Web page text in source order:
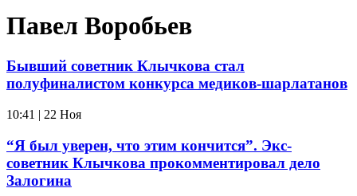
Павел Воробьев
Бывший советник Клычкова стал
полуфиналистом конкурса медиков-шарлатанов
10:41 | 22 Ноя
“Я был уверен, что этим кончится”. Экс-
советник Клычкова прокомментировал дело
Залогина